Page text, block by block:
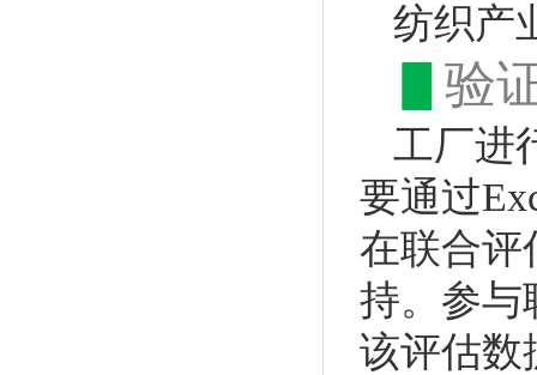
纺织产
验
工厂进
要通过
在联合评
持。参与
该评估数